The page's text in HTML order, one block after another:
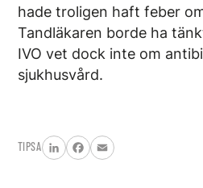
hade troligen haft feber
Tandläkaren borde ha
IVO vet dock inte om
sjukhusvård.
TIPSA
LinkedInFacebook
Email